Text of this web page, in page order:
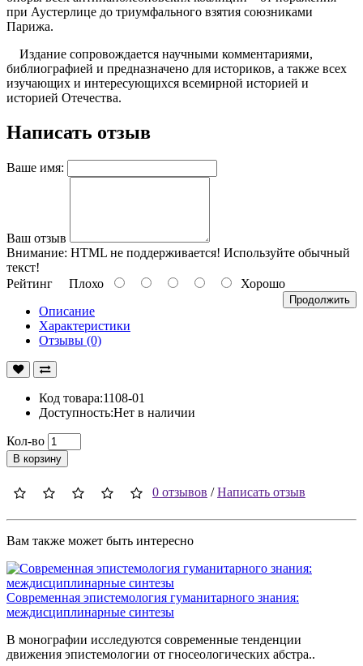
при Аустерлице до триумфального взятия союзниками
Парижа.
Издание сопровождается научными комментариями,
библиографией и предназначено для историков, а также всех
изучающих и интересующихся всемирной историей и
историей Отечества.
Написать отзыв
Ваше имя:
Ваш отзыв
Внимание: HTML не поддерживается! Используйте обычный
текст!
Рейтинг Плохо Хорошо
Продолжить
Описание
Характеристики
Отзывы (0)
Код товара:1108-01
Доступность:Нет в наличии
Кол-во
В корзину
0 отзывов /Написать отзыв
Вам также может быть интересно
Современная эпистемология гуманитарного знания:
междисциплинарные синтезы
В монографии исследуются современные тенденции
движения эпистемологии от гносеологических абстра..